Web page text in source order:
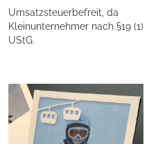
Umsatzsteuerbefreit, da
Kleinunternehmer nach §19 (1)
UStG.